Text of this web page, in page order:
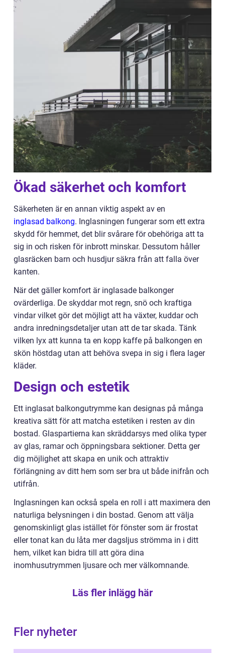
Ökad säkerhet och komfort
Säkerheten är en annan viktig aspekt av en
inglasad balkong. Inglasningen fungerar som ett extra
skydd för hemmet, det blir svårare för obehöriga att ta
sig in och risken för inbrott minskar. Dessutom håller
glasräcken barn och husdjur säkra från att falla över
kanten.
När det gäller komfort är inglasade balkonger
ovärderliga. De skyddar mot regn, snö och kraftiga
vindar vilket gör det möjligt att ha växter, kuddar och
andra inredningsdetaljer utan att de tar skada. Tänk
vilken lyx att kunna ta en kopp kaffe på balkongen en
skön höstdag utan att behöva svepa in sig i flera lager
kläder.
Design och estetik
Ett inglasat balkongutrymme kan designas på många
kreativa sätt för att matcha estetiken i resten av din
bostad. Glaspartierna kan skräddarsys med olika typer
av glas, ramar och öppningsbara sektioner. Detta ger
dig möjlighet att skapa en unik och attraktiv
förlängning av ditt hem som ser bra ut både inifrån och
utifrån.
Inglasningen kan också spela en roll i att maximera den
naturliga belysningen i din bostad. Genom att välja
genomskinligt glas istället för fönster som är frostat
eller tonat kan du låta mer dagsljus strömma in i ditt
hem, vilket kan bidra till att göra dina
inomhusutrymmen ljusare och mer välkomnande.
Läs fler inlägg här
Fler nyheter